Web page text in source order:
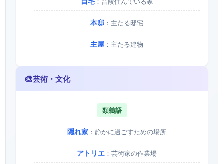
本邸 ：主たる邸宅
主屋 ：主たる建物
🎨芸術・文化
類義語
隠れ家 ：静かに過ごすための場所
アトリエ ：芸術家の作業場